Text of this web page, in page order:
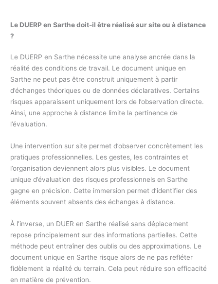
Le DUERP en Sarthe doit-il être réalisé sur site ou à distance
?
Le DUERP en Sarthe nécessite une analyse ancrée dans la
réalité des conditions de travail. Le document unique en
Sarthe ne peut pas être construit uniquement à partir
d’échanges théoriques ou de données déclaratives. Certains
risques apparaissent uniquement lors de l’observation directe.
Ainsi, une approche à distance limite la pertinence de
l’évaluation.
Une intervention sur site permet d’observer concrètement les
pratiques professionnelles. Les gestes, les contraintes et
l’organisation deviennent alors plus visibles. Le document
unique d’évaluation des risques professionnels en Sarthe
gagne en précision. Cette immersion permet d’identifier des
éléments souvent absents des échanges à distance.
À l’inverse, un DUER en Sarthe réalisé sans déplacement
repose principalement sur des informations partielles. Cette
méthode peut entraîner des oublis ou des approximations. Le
document unique en Sarthe risque alors de ne pas refléter
fidèlement la réalité du terrain. Cela peut réduire son efficacité
en matière de prévention.